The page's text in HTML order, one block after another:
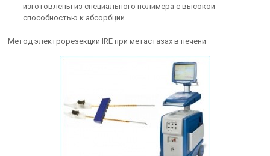
изготовлены из специального полимера с высокой
способностью к абсорбции.
Метод электрорезекции IRE при метастазах в печени